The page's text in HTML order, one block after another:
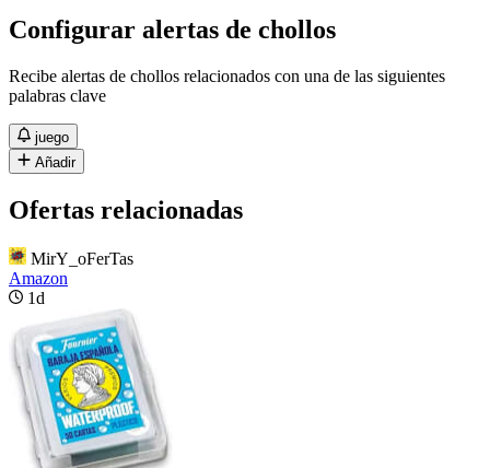
Configurar alertas de chollos
Recibe alertas de chollos relacionados con una de las siguientes
palabras clave
juego
Añadir
Ofertas relacionadas
MirY_oFerTas
Amazon
1d